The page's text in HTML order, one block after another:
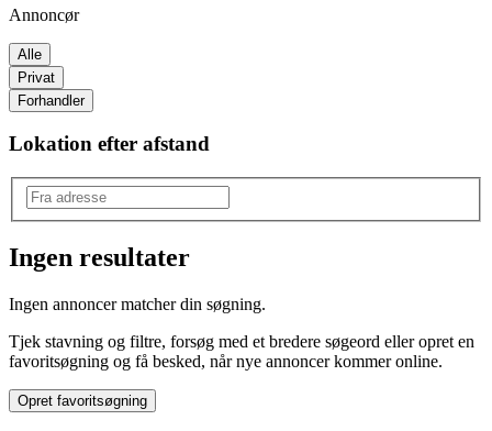
Annoncør
Alle
Privat
Forhandler
Lokation efter afstand
Basisvarer & værktøj
Ingen resultater
Ingen annoncer matcher din søgning.
Tjek stavning og filtre, forsøg med et bredere søgeord eller opret en
favoritsøgning og få besked, når nye annoncer kommer online.
Opret favoritsøgning